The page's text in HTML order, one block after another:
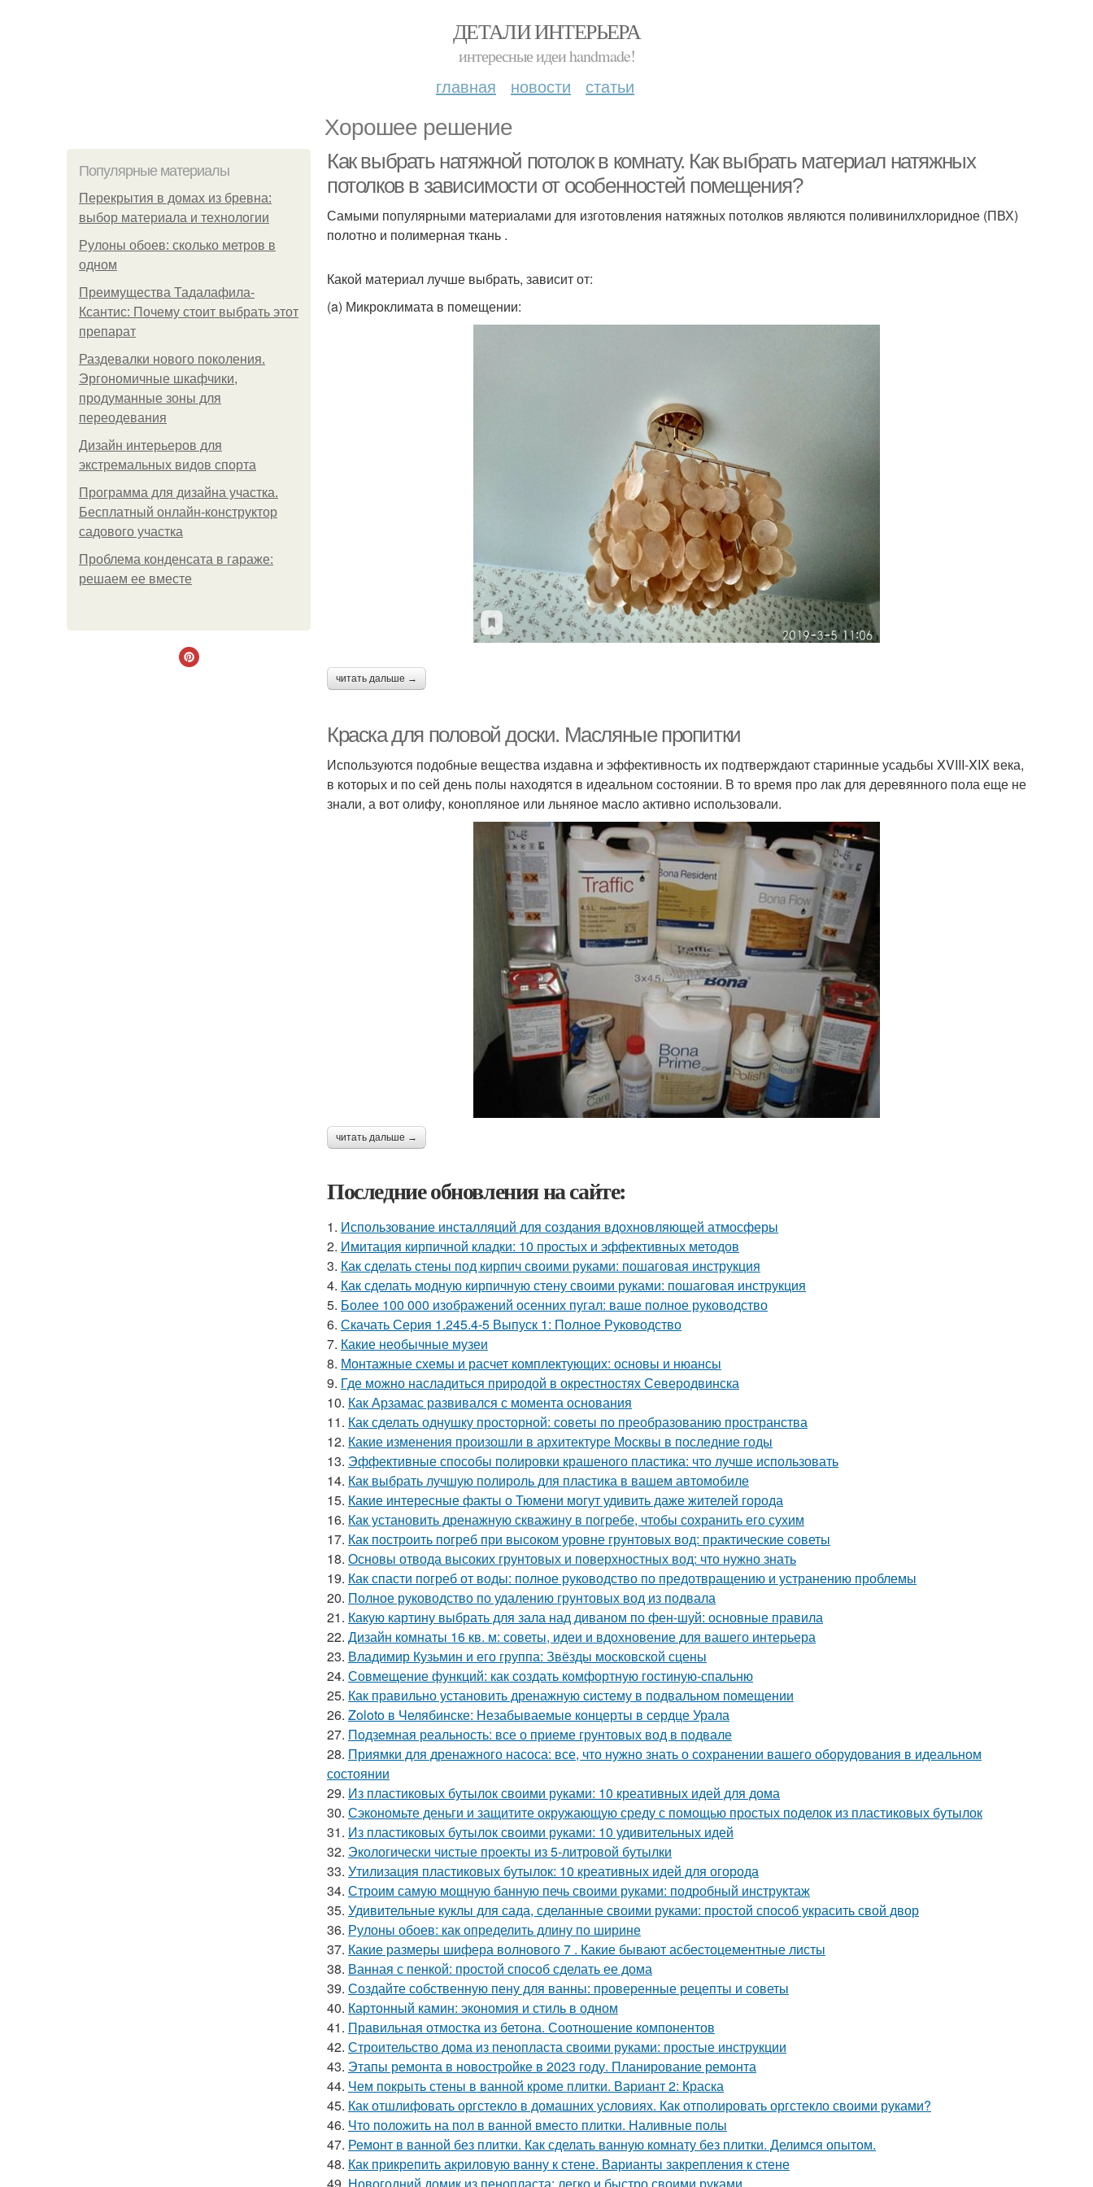
ДЕТАЛИ ИНТЕРЬЕРА
интересные идеи handmade!
главная новости статьи
Хорошее решение
Популярные материалы
Перекрытия в домах из бревна:
выбор материала и технологии
Рулоны обоев: сколько метров в
одном
Преимущества Тадалафила-
Ксантис: Почему стоит выбрать этот
препарат
Раздевалки нового поколения.
Эргономичные шкафчики,
продуманные зоны для
переодевания
Дизайн интерьеров для
экстремальных видов спорта
Программа для дизайна участка.
Бесплатный онлайн-конструктор
садового участка
Проблема конденсата в гараже:
решаем ее вместе
Как выбрать натяжной потолок в комнату. Как выбрать материал натяжных
потолков в зависимости от особенностей помещения?
Самыми популярными материалами для изготовления натяжных потолков являются поливинилхлоридное (ПВХ)
полотно и полимерная ткань .
Какой материал лучше выбрать, зависит от:
(a) Микроклимата в помещении:
читать дальше →
Краска для половой доски. Масляные пропитки
Используются подобные вещества издавна и эффективность их подтверждают старинные усадьбы XVIII-XIX века,
в которых и по сей день полы находятся в идеальном состоянии. В то время про лак для деревянного пола еще не
знали, а вот олифу, конопляное или льняное масло активно использовали.
читать дальше →
Последние обновления на сайте:
1. Использование инсталляций для создания вдохновляющей атмосферы
2. Имитация кирпичной кладки: 10 простых и эффективных методов
3. Как сделать стены под кирпич своими руками: пошаговая инструкция
4. Как сделать модную кирпичную стену своими руками: пошаговая инструкция
5. Более 100 000 изображений осенних пугал: ваше полное руководство
6. Скачать Серия 1.245.4-5 Выпуск 1: Полное Руководство
7. Какие необычные музеи
8. Монтажные схемы и расчет комплектующих: основы и нюансы
9. Где можно насладиться природой в окрестностях Северодвинска
10. Как Арзамас развивался с момента основания
11. Как сделать однушку просторной: советы по преобразованию пространства
12. Какие изменения произошли в архитектуре Москвы в последние годы
13. Эффективные способы полировки крашеного пластика: что лучше использовать
14. Как выбрать лучшую полироль для пластика в вашем автомобиле
15. Какие интересные факты о Тюмени могут удивить даже жителей города
16. Как установить дренажную скважину в погребе, чтобы сохранить его сухим
17. Как построить погреб при высоком уровне грунтовых вод: практические советы
18. Основы отвода высоких грунтовых и поверхностных вод: что нужно знать
19. Как спасти погреб от воды: полное руководство по предотвращению и устранению проблемы
20. Полное руководство по удалению грунтовых вод из подвала
21. Какую картину выбрать для зала над диваном по фен-шуй: основные правила
22. Дизайн комнаты 16 кв. м: советы, идеи и вдохновение для вашего интерьера
23. Владимир Кузьмин и его группа: Звёзды московской сцены
24. Совмещение функций: как создать комфортную гостиную-спальню
25. Как правильно установить дренажную систему в подвальном помещении
26. Zoloto в Челябинске: Незабываемые концерты в сердце Урала
27. Подземная реальность: все о приеме грунтовых вод в подвале
28. Приямки для дренажного насоса: все, что нужно знать о сохранении вашего оборудования в идеальном
состоянии
29. Из пластиковых бутылок своими руками: 10 креативных идей для дома
30. Сэкономьте деньги и защитите окружающую среду с помощью простых поделок из пластиковых бутылок
31. Из пластиковых бутылок своими руками: 10 удивительных идей
32. Экологически чистые проекты из 5-литровой бутылки
33. Утилизация пластиковых бутылок: 10 креативных идей для огорода
34. Строим самую мощную банную печь своими руками: подробный инструктаж
35. Удивительные куклы для сада, сделанные своими руками: простой способ украсить свой двор
36. Рулоны обоев: как определить длину по ширине
37. Какие размеры шифера волнового 7 . Какие бывают асбестоцементные листы
38. Ванная с пенкой: простой способ сделать ее дома
39. Создайте собственную пену для ванны: проверенные рецепты и советы
40. Картонный камин: экономия и стиль в одном
41. Правильная отмостка из бетона. Соотношение компонентов
42. Строительство дома из пенопласта своими руками: простые инструкции
43. Этапы ремонта в новостройке в 2023 году. Планирование ремонта
44. Чем покрыть стены в ванной кроме плитки. Вариант 2: Краска
45. Как отшлифовать оргстекло в домашних условиях. Как отполировать оргстекло своими руками?
46. Что положить на пол в ванной вместо плитки. Наливные полы
47. Ремонт в ванной без плитки. Как сделать ванную комнату без плитки. Делимся опытом.
48. Как прикрепить акриловую ванну к стене. Варианты закрепления к стене
49. Новогодний домик из пенопласта: легко и быстро своими руками